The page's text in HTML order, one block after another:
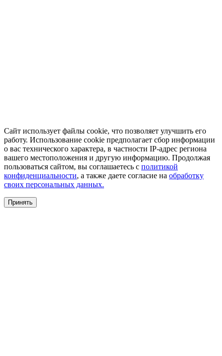
Сайт использует файлы cookie, что позволяет улучшить его
работу. Использование cookie предполагает сбор информации
о вас технического характера, в частности IP-адрес региона
вашего местоположения и другую информацию. Продолжая
пользоваться сайтом, вы соглашаетесь с политикой
конфиденциальности, а также даете согласие на обработку
своих персональных данных.
Принять